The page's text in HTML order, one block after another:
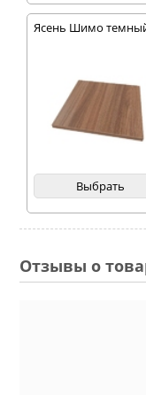
Ясень Шимо
Выбрать
Отзывы о